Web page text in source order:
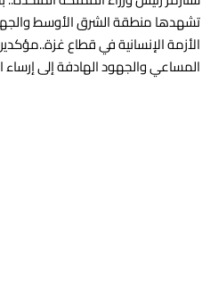
تشهدها منطقة الشرق الأوسط
الأزمة الإنسانية في قطاع
المساعي والجهود الهادفة إلى إرساء